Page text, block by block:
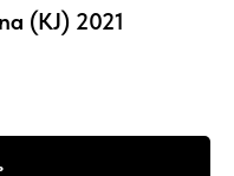
(KJ) 2021